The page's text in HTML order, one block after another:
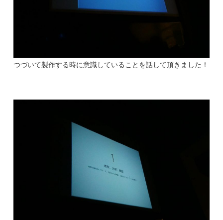
つづいて製作する時に意識していることを話して頂きました！